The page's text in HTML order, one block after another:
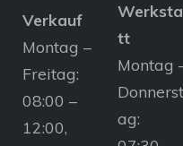
Verkauf
Montag –
Freitag:
08:00 –
12:00,
Werksta
tt
Montag
Donnerst
ag: